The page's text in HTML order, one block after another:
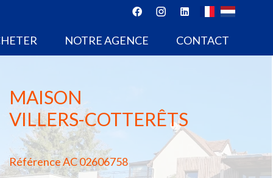
NOTRE AGENCE CONTACT
MAISON
VILLERS-COTTERÊTS
RéférenceAC 02606758